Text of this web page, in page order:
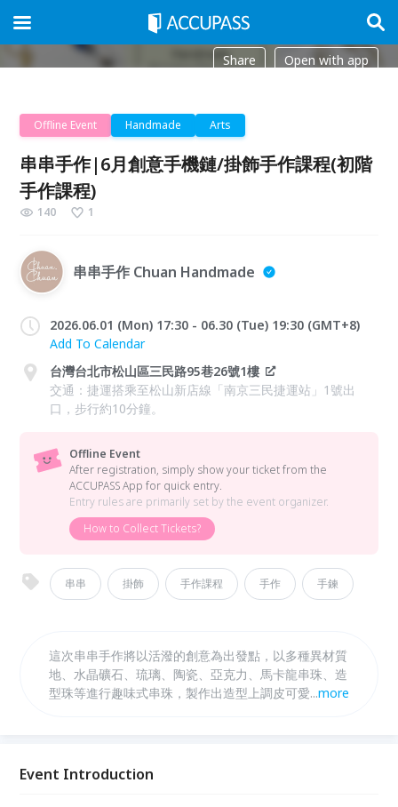
Share Open with app
Offline Event Handmade Arts
串串手作|6月創意手機鏈/掛飾手作課程(初階
手作課程)
140 1
串串手作 Chuan Handmade
2026.06.01 (Mon) 17:30 - 06.30 (Tue) 19:30 (GMT+8)
Add To Calendar
台灣台北市松山區三民路95巷26號1樓
交通：捷運搭乘至松山新店線「南京三民捷運站」1號出
口，步行約10分鐘。
Offline Event
After registration, simply show your ticket from the
ACCUPASS App for quick entry.
Entry rules are primarily set by the event organizer.
How to Collect Tickets?
串串 掛飾 手作課程 手作 手鍊
這次串串手作將以活潑的創意為出發點，以多種異材質
地、水晶礦石、琉璃、陶瓷、亞克力、馬卡龍串珠、造
型珠等進行趣味式串珠，製作出造型上調皮可愛、風格
...more
Event Introduction